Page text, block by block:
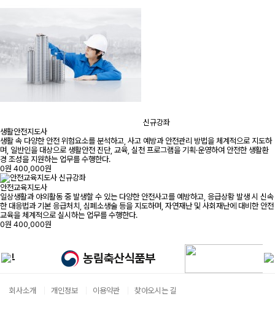
신규강좌
생활안전지도사
생활 속 다양한 안전 위험요소를 분석하고, 사고 예방과 안전관리 방법을 체계적으로 지도하
며, 일반인을 대상으로 생활안전 진단, 교육, 실천 프로그램을 기획·운영하여 안전한 생활환
경 조성을 지원하는 업무를 수행한다.
0원 400,000원
신규강좌
안전교육지도사
일상생활과 야외활동 중 발생할 수 있는 다양한 안전사고를 예방하고, 응급상황 발생 시 신속
한 대응법과 기본 응급처치, 심폐소생술 등을 지도하며, 자연재난 및 사회재난에 대비한 안전
교육을 체계적으로 실시하는 업무를 수행한다.
0원 400,000원
회사소개 개인정보 이용약관 찾아오시는 길